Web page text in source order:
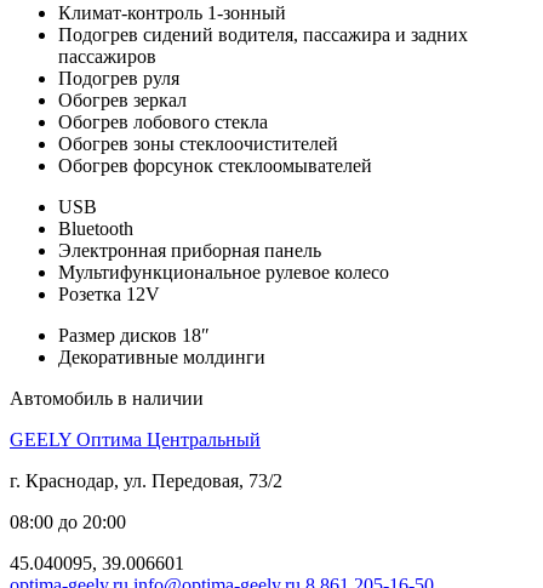
Климат-контроль 1-зонный
Подогрев сидений водителя, пассажира и задних
пассажиров
Подогрев руля
Обогрев зеркал
Обогрев лобового стекла
Обогрев зоны стеклоочистителей
Обогрев форсунок стеклоомывателей
USB
Bluetooth
Электронная приборная панель
Мультифункциональное рулевое колесо
Розетка 12V
Размер дисков 18″
Декоративные молдинги
Автомобиль в наличии
GEELY Оптима Центральный
г. Краснодар, ул. Передовая, 73/2
08:00 до 20:00
45.040095, 39.006601